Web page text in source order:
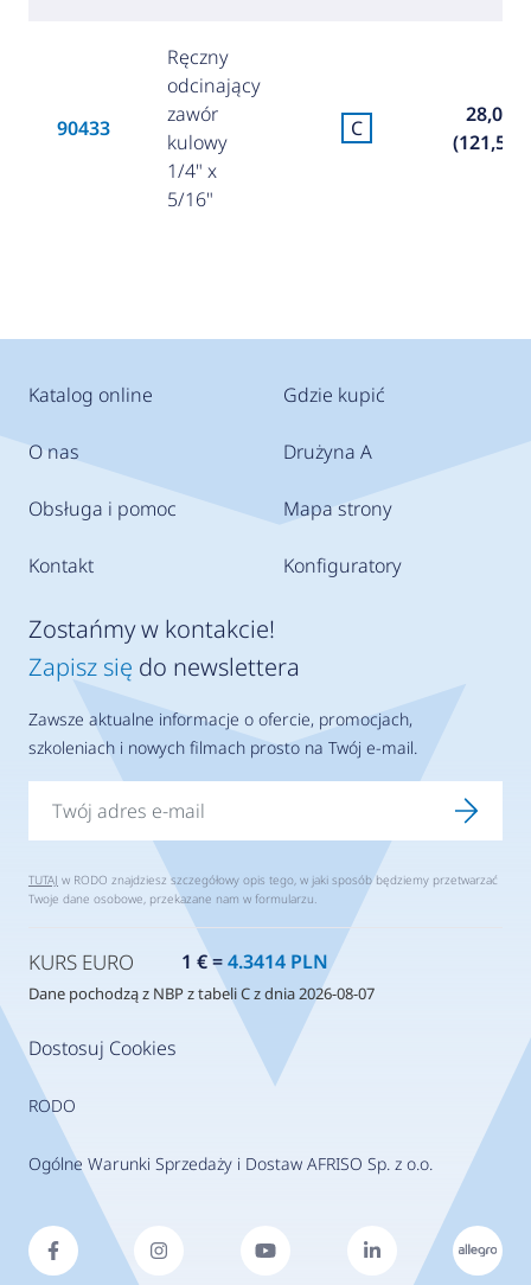
90433
Ręczny
odcinający
zawór
kulowy
1/4" x
5/16"
C
28,00 €
(121,56
Katalog online
O nas
Obsługa i pomoc
Kontakt
Gdzie kupić
Drużyna A
Mapa strony
Konfiguratory
Dostosuj Cookies
RODO
Ogólne Warunki Sprzedaży i Dostaw AFRISO Sp. z o.o.
Zostańmy w kontakcie!
Zapisz się do newslettera
Zawsze aktualne informacje o ofercie, promocjach,
szkoleniach i nowych filmach prosto na Twój e-mail.
TUTAJ w RODO znajdziesz szczegółowy opis tego, w jaki sposób będziemy przetwarzać
Twoje dane osobowe, przekazane nam w formularzu.
KURS EURO 1 € =4.3414 PLN
Dane pochodzą z NBP z tabeli C z dnia 2026-08-07